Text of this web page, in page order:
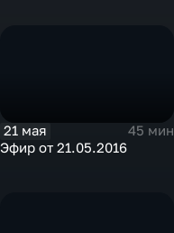
21 мая
45 мин
Эфир от 21.05.2016